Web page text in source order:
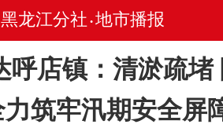
黑龙江分社 • 地市播报
呼店镇：清淤疏堵
力筑牢汛期安全屏